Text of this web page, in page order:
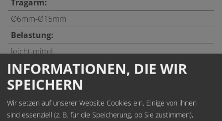
Tragarm:
Ø6mm-Ø15mm
Belastung:
leicht-mittel
eben mit der Rückwand
beinah unsichtbar
günstig (ohne Oberflächenbehandlung)
INFORMATIONEN, DIE WIR
SPEICHERN
Wir setzen auf unserer Website Cookies ein. Einige von ihnen
sind essenziell (z. B. für die Speicherung, ob Sie zustimmen),